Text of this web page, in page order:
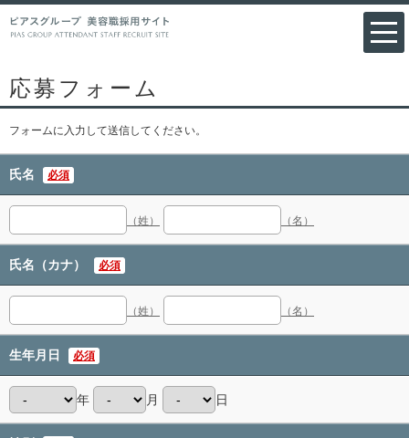
応募フォーム
フォームに入力して送信してください。
氏名 必須
（姓） （名）
氏名（カナ） 必須
（姓） （名）
生年月日 必須
年 月 日